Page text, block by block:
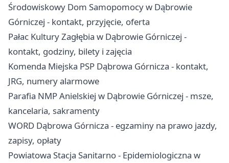
Środowiskowy Dom Samopomocy w Dąbrowie
Górniczej - kontakt, przyjęcie, oferta
Pałac Kultury Zagłębia w Dąbrowie Górniczej -
kontakt, godziny, bilety i zajęcia
Komenda Miejska PSP Dąbrowa Górnicza - kontakt,
JRG, numery alarmowe
Parafia NMP Anielskiej w Dąbrowie Górniczej - msze,
kancelaria, sakramenty
WORD Dąbrowa Górnicza - egzaminy na prawo jazdy,
zapisy, opłaty
Powiatowa Stacja Sanitarno - Epidemiologiczna w